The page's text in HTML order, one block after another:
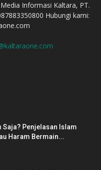
Informasi Kaltara, PT.
Hubungi kami:
Saja? Penjelasan Islam
Haram Bermain...